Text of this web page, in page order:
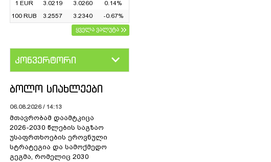
1 EUR
3.0219 3.0260
0.14%
100 RUB
3.2557 3.2340
-0.67%
ყველა ვალუტა
კონვერტორი
ᲑᲝᲚᲝ ᲡᲘᲐᲮᲚᲔᲔᲑᲘ
06.08.2026 / 14:13
მთავრობამ დაამტკიცა
2026-2030 წლების საგზაო
უსაფრთხოების ეროვნული
სტრატეგია და სამოქმედო
გეგმა, რომელიც 2030